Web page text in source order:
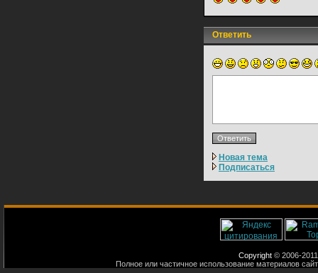
Ответить
Новая тема
Подписаться
Copyright © 2006-
Полное или частичное использование материалов